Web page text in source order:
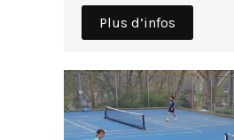
Plus d’infos